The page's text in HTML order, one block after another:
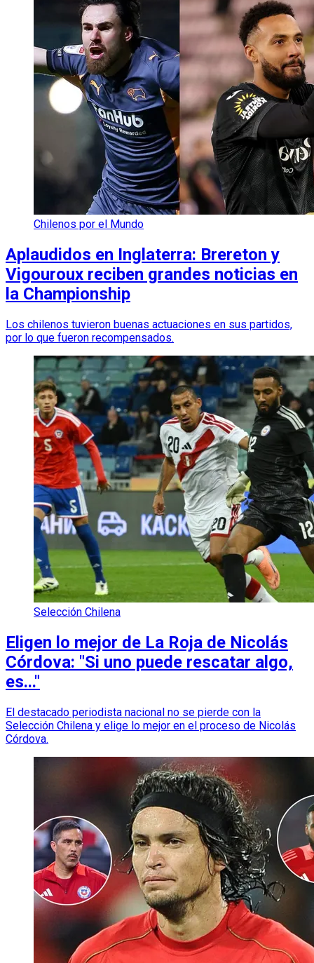
Chilenos por el Mundo
Aplaudidos en Inglaterra: Brereton y
Vigouroux reciben grandes noticias en
la Championship
Los chilenos tuvieron buenas actuaciones en sus partidos,
por lo que fueron recompensados.
Selección Chilena
Eligen lo mejor de La Roja de Nicolás
Córdova: "Si uno puede rescatar algo,
es..."
El destacado periodista nacional no se pierde con la
Selección Chilena y elige lo mejor en el proceso de Nicolás
Córdova.